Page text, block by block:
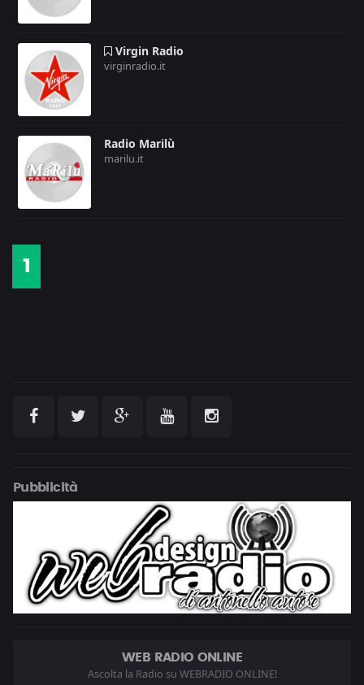
Virgin Radio
virginradio.it
Radio Marilù
marilu.it
1
Pubblicità
WEB RADIO ONLINE
Ascolta la Radio su WEBRADIO ONLINE!